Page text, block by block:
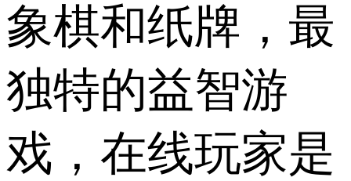
象棋和纸牌，最
独特的益智游
戏，在线玩家是